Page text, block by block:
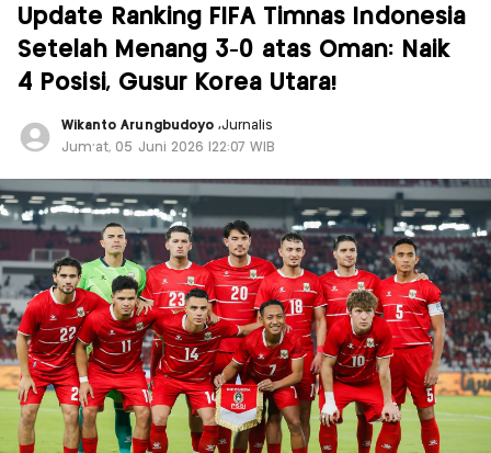
Update Ranking FIFA Timnas Indonesia
Setelah Menang 3-0 atas Oman: Naik
4 Posisi, Gusur Korea Utara!
Wikanto Arungbudoyo ,Jurnalis
Jum'at, 05 Juni 2026 |22:07 WIB